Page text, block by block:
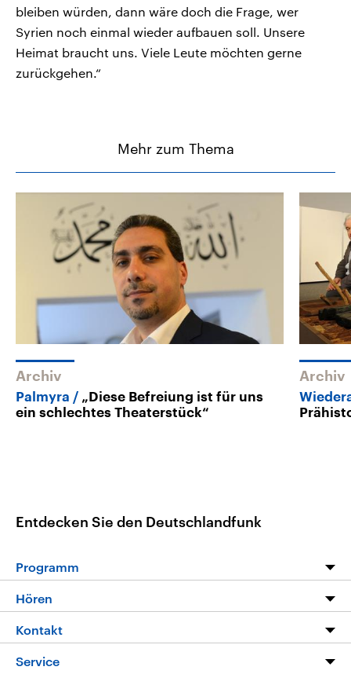
bleiben würden, dann wäre doch die Frage, wer
Syrien noch einmal wieder aufbauen soll. Unsere
Heimat braucht uns. Viele Leute möchten gerne
zurückgehen.“
Mehr zum Thema
Archiv
Palmyra
„Diese Befreiung ist für uns
ein schlechtes Theaterstück“
Archiv
Entdecken Sie den Deutschlandfunk
Programm
Programm
Die Nachrichten
Nachrichtenleicht
Hören
Livestream
Kontakt
Hörerservice
Service